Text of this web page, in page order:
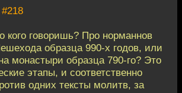
#218
кого говоришь? Про норманнов
образца 990-х годов, или
монастыри образца 790-го? Это
этапы, и соответственно
одних тексты молитв, за